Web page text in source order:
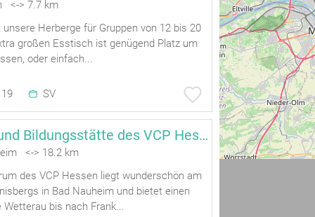
<-> 7.7 km
unsere Herberge für Gruppen von 12 bis 20
großen Esstisch ist genügend Platz um
oder einfach...
19 SV
Schulungs- und Bildungsstätte des VCP Hessen
<-> 18.2 km
des VCP Hessen liegt wunderschön am
in Bad Nauheim und bietet einen
Wetterau bis nach Frank...